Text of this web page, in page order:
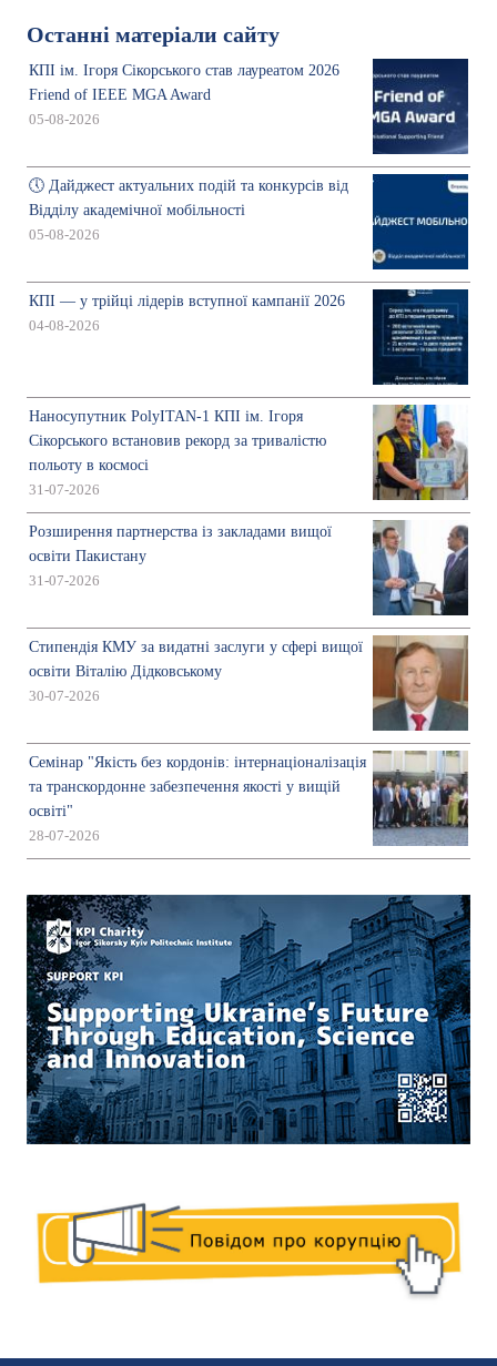
Останні матеріали сайту
КПІ ім. Ігоря Сікорського став лауреатом 2026
Friend of IEEE MGA Award
05-08-2026
🕔 Дайджест актуальних подій та конкурсів від
Відділу академічної мобільності
05-08-2026
КПІ — у трійці лідерів вступної кампанії 2026
04-08-2026
Наносупутник PolyITAN-1 КПІ ім. Ігоря
Сікорського встановив рекорд за тривалістю
польоту в космосі
31-07-2026
Розширення партнерства із закладами вищої
освіти Пакистану
31-07-2026
Стипендія КМУ за видатні заслуги у сфері вищої
освіти Віталію Дідковському
30-07-2026
Семінар "Якість без кордонів: інтернаціоналізація
та транскордонне забезпечення якості у вищій
освіті"
28-07-2026